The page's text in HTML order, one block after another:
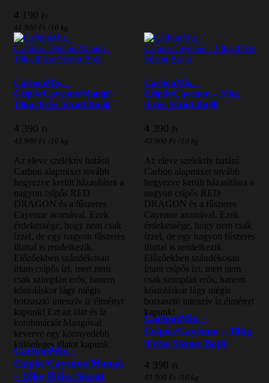
4 190 Ft
41 900 Ft 10 kg
CarbonMix –
Csípős/Cayenne/Mangó –
10kg |Friss Sózott Bojli|
4 390 Ft
43 900 Ft 10 kg
Az eleve szelektív hatású
Carbon alapmixet tovább
hegyezve került házasításra a
nagyon csípős RED
DRAGON és a fűszeres
Cayenne aromával. Ezek
érdekessége, hogy nem csak
ízzel, de egy nagyon fűszeres
illattal is rendelkezik.
Előzőekben szándékosan
írtam csípős ízt, mert nem
csak szimplán erős, hanem
kóstoláskor lágy mégis
borzasztó intenzív íz élményt
kapunk! Ezt az illat és íz
kombinációt Mangóval
keverve egy könnyedebb
különleges illatot kapunk.
CarbonMix –
Csípős/Cayenne/Mangó
– 10kg |Friss Sózott
CarbonMix –
Csípős/Cayenne – 10kg
|Friss Sózott Bojli|
4 390 Ft
43 900 Ft 10 kg
Az eleve szelektív hatású
Carbon alapmixet tovább
hegyezve került házasításra a
nagyon csípős RED
DRAGON és a fűszeres
Cayenne aromával. Ezek
érdekessége, hogy nem csak
ízzel, de egy nagyon fűszeres
illattal is rendelkezik.
Előzőekben szándékosan
írtam csípős ízt, mert nem
csak szimplán erős, hanem
kóstoláskor lágy mégis
borzasztó intenzív íz élményt
kapunk!
CarbonMix –
Csípős/Cayenne – 10kg
|Friss Sózott Bojli|
4 390 Ft
43 900 Ft 10 kg